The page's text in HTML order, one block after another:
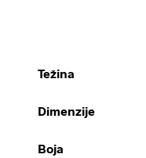
Težina
Dimenzije
Boja